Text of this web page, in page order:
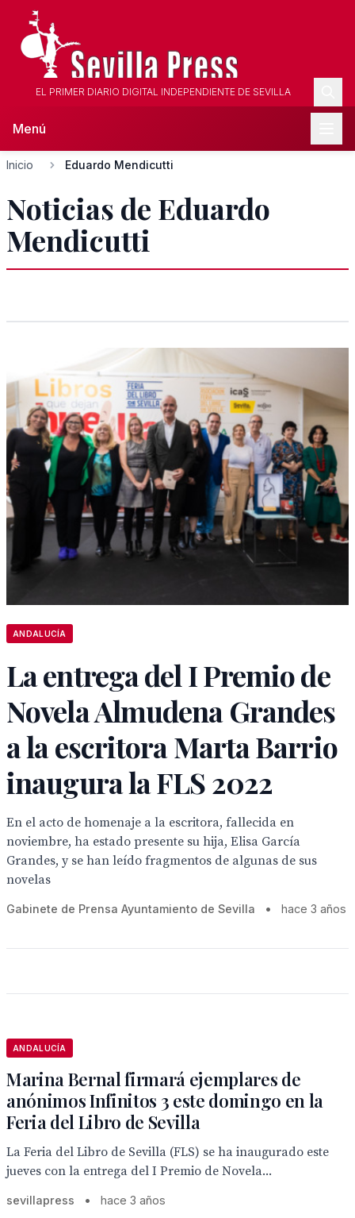
EL PRIMER DIARIO DIGITAL INDEPENDIENTE DE SEVILLA
Menú
Inicio Eduardo Mendicutti
Noticias de Eduardo
Mendicutti
ANDALUCÍA
La entrega del I Premio de
Novela Almudena Grandes
a la escritora Marta Barrio
inaugura la FLS 2022
En el acto de homenaje a la escritora, fallecida en
noviembre, ha estado presente su hija, Elisa García
Grandes, y se han leído fragmentos de algunas de sus
novelas
Gabinete de Prensa Ayuntamiento de Sevilla • hace 3 años
ANDALUCÍA
Marina Bernal firmará ejemplares de
anónimos Infinitos 3 este domingo en la
Feria del Libro de Sevilla
La Feria del Libro de Sevilla (FLS) se ha inaugurado este
jueves con la entrega del I Premio de Novela...
sevillapress • hace 3 años